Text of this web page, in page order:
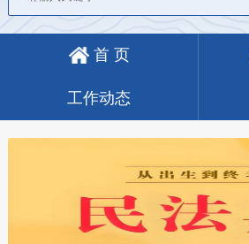
首 页
工作动态